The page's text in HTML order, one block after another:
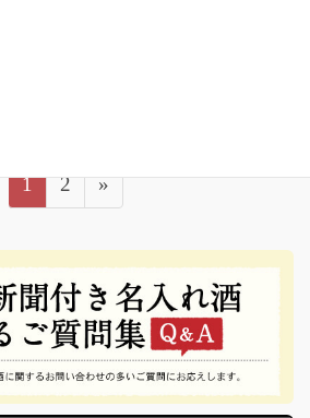
固
定
ペ
ー
ジ
1
固
定
ペ
ー
ジ
2 »